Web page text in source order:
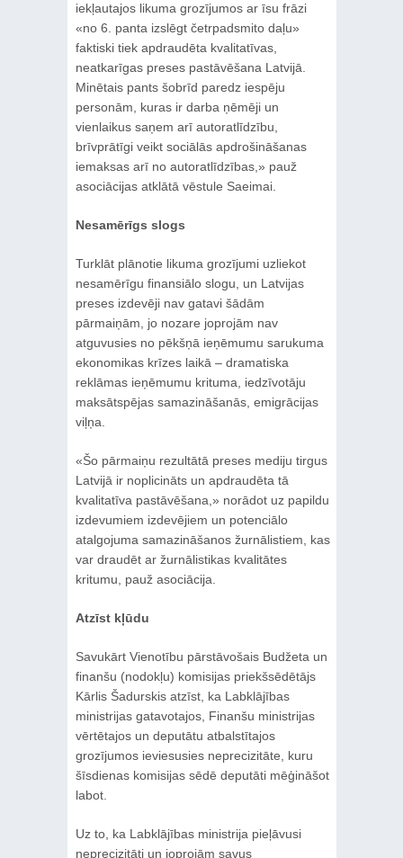
iekļautajos likuma grozījumos ar īsu frāzi
«no 6. panta izslēgt četrpadsmito daļu»
faktiski tiek apdraudēta kvalitatīvas,
neatkarīgas preses pastāvēšana Latvijā.
Minētais pants šobrīd paredz iespēju
personām, kuras ir darba ņēmēji un
vienlaikus saņem arī autoratlīdzību,
brīvprātīgi veikt sociālās apdrošināšanas
iemaksas arī no autoratlīdzības,» pauž
asociācijas atklātā vēstule Saeimai.
Nesamērīgs slogs
Turklāt plānotie likuma grozījumi uzliekot
nesamērīgu finansiālo slogu, un Latvijas
preses izdevēji nav gatavi šādām
pārmaiņām, jo nozare joprojām nav
atguvusies no pēkšņā ieņēmumu sarukuma
ekonomikas krīzes laikā – dramatiska
reklāmas ieņēmumu krituma, iedzīvotāju
maksātspējas samazināšanās, emigrācijas
viļņa.
«Šo pārmaiņu rezultātā preses mediju tirgus
Latvijā ir noplicināts un apdraudēta tā
kvalitatīva pastāvēšana,» norādot uz papildu
izdevumiem izdevējiem un potenciālo
atalgojuma samazināšanos žurnālistiem, kas
var draudēt ar žurnālistikas kvalitātes
kritumu, pauž asociācija.
Atzīst kļūdu
Savukārt Vienotību pārstāvošais Budžeta un
finanšu (nodokļu) komisijas priekšsēdētājs
Kārlis Šadurskis atzīst, ka Labklājības
ministrijas gatavotajos, Finanšu ministrijas
vērtētajos un deputātu atbalstītajos
grozījumos ieviesusies neprecizitāte, kuru
šīsdienas komisijas sēdē deputāti mēģināšot
labot.
Uz to, ka Labklājības ministrija pieļāvusi
neprecizitāti un joprojām savus